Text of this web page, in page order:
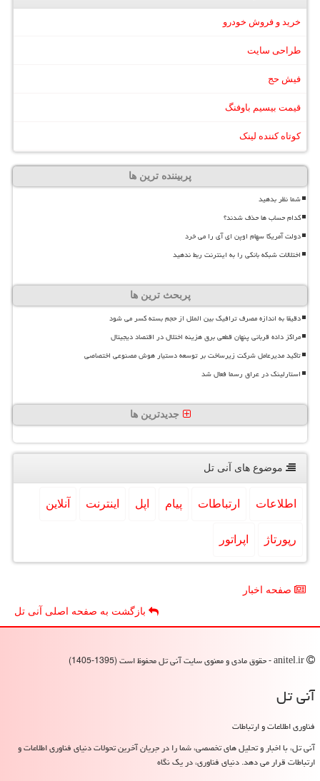
خرید و فروش خودرو
طراحی سایت
فیش حج
قیمت بیسیم باوفنگ
کوتاه کننده لینک
پربیننده ترین ها
شما نظر بدهید
کدام حساب ها حذف شدند؟
دولت آمریکا سهام اوپن ای آی را می خرد
اختلالات شبکه بانکی را به اینترنت ربط ندهید
پربحث ترین ها
دقیقا به اندازه مصرف ترافیک بین الملل از حجم بسته کسر می شود
مراکز داده قربانی پنهان قطعی برق هزینه اختلال در اقتصاد دیجیتال
تاکید مدیرعامل شرکت زیرساخت بر توسعه دستیار هوش مصنوعی اختصاصی
استارلینک در عراق رسما فعال شد
جدیدترین ها
موضوع های آنی تل
اطلاعات ارتباطات پیام اپل اینترنت آنلاین
رپورتاژ اپراتور
صفحه اخبار
بازگشت به صفحه اصلی آنی تل
آنی تل
فناوری اطلاعات و ارتباطات
آنی تل، با اخبار و تحلیل های تخصصی، شما را در جریان آخرین تحولات دنیای فناوری اطلاعات و
ارتباطات قرار می دهد. دنیای فناوری، در یک نگاه